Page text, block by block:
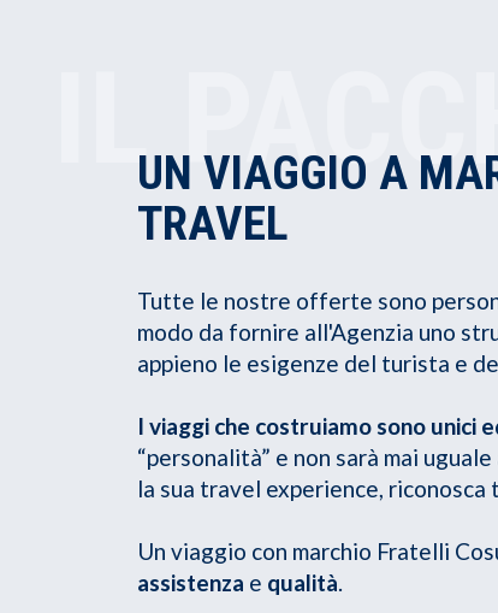
IL
UN VIAGGIO A
TRAVEL
Tutte le nostre offerte sono
modo da fornire all'Agenzia uno
appieno le esigenze del turista e
I viaggi che costruiamo sono unici
“personalità” e non sarà mai
la sua travel experience,
Un viaggio con marchio Fratelli
assistenza e qualità.